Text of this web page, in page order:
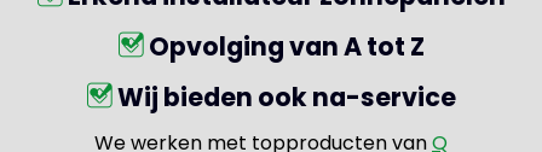
Opvolging van A tot Z
Wij bieden ook na-service
We werken met topproducten vanQ